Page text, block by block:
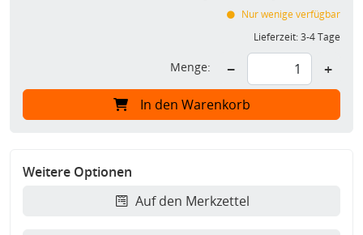
Nur wenige verfügbar
Lieferzeit:3-4 Tage
Menge: − +
In den Warenkorb
Weitere Optionen
Auf den Merkzettel